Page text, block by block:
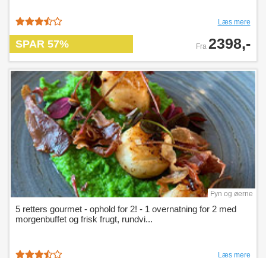
Læs mere
SPAR 57% Fra 2398,-
Fyn og øerne
5 retters gourmet - ophold for 2! - 1 overnatning for 2 med
morgenbuffet og frisk frugt, rundvi...
Læs mere